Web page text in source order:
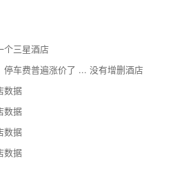
个三星酒店
停车费普遍涨价了 ... 没有增删酒店
数据
数据
数据
数据